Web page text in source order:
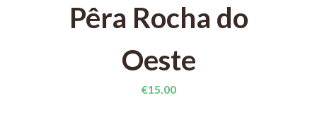
Pêra Rocha do
Oeste
€15.00